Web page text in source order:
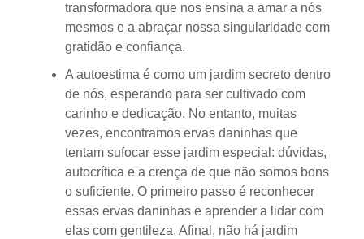
transformadora que nos ensina a amar a nós
mesmos e a abraçar nossa singularidade com
gratidão e confiança.
A autoestima é como um jardim secreto dentro
de nós, esperando para ser cultivado com
carinho e dedicação. No entanto, muitas
vezes, encontramos ervas daninhas que
tentam sufocar esse jardim especial: dúvidas,
autocrítica e a crença de que não somos bons
o suficiente. O primeiro passo é reconhecer
essas ervas daninhas e aprender a lidar com
elas com gentileza. Afinal, não há jardim